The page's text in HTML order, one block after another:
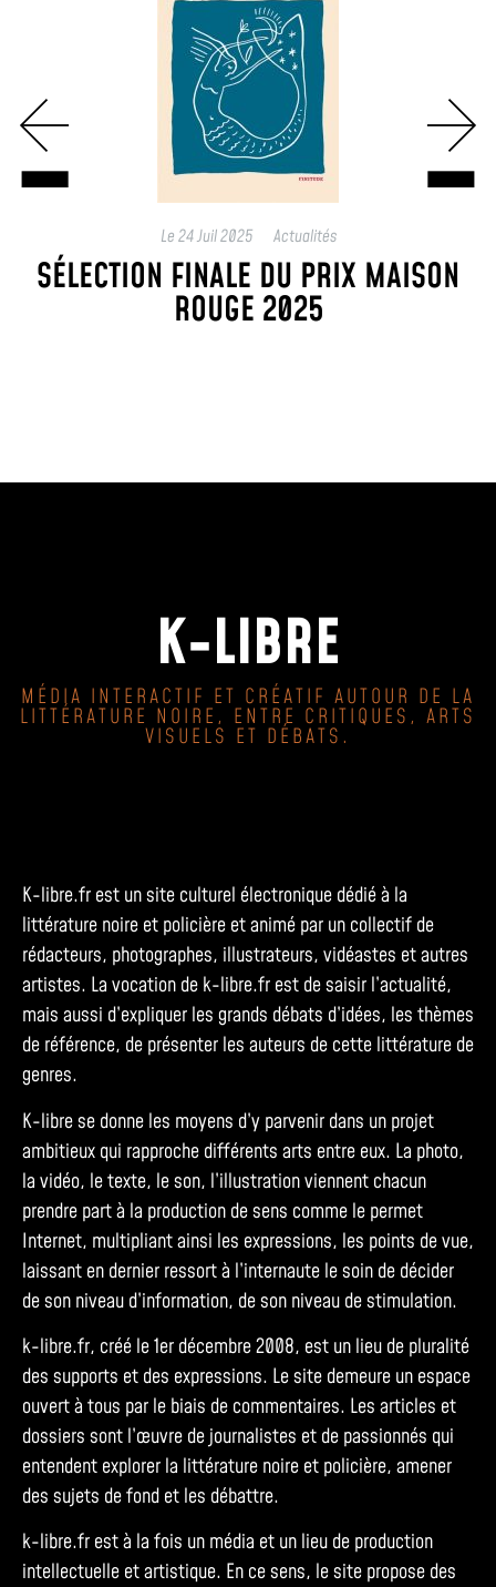
Le24 Juil 2025 Actualités
SÉLECTION FINALE DU PRIX MAISON
ROUGE 2025
K-LIBRE
MÉDIA INTERACTIF ET CRÉATIF AUTOUR DE LA
LITTÉRATURE NOIRE, ENTRE CRITIQUES, ARTS
VISUELS ET DÉBATS.
K-libre.fr est un site culturel électronique dédié à la
littérature noire et policière et animé par un collectif de
rédacteurs, photographes, illustrateurs, vidéastes et autres
artistes. La vocation de k-libre.fr est de saisir l’actualité,
mais aussi d’expliquer les grands débats d’idées, les thèmes
de référence, de présenter les auteurs de cette littérature de
genres.
K-libre se donne les moyens d’y parvenir dans un projet
ambitieux qui rapproche différents arts entre eux. La photo,
la vidéo, le texte, le son, l’illustration viennent chacun
prendre part à la production de sens comme le permet
Internet, multipliant ainsi les expressions, les points de vue,
laissant en dernier ressort à l’internaute le soin de décider
de son niveau d’information, de son niveau de stimulation.
k-libre.fr, créé le 1er décembre 2008, est un lieu de pluralité
des supports et des expressions. Le site demeure un espace
ouvert à tous par le biais de commentaires. Les articles et
dossiers sont l’œuvre de journalistes et de passionnés qui
entendent explorer la littérature noire et policière, amener
des sujets de fond et les débattre.
k-libre.fr est à la fois un média et un lieu de production
intellectuelle et artistique. En ce sens, le site propose des